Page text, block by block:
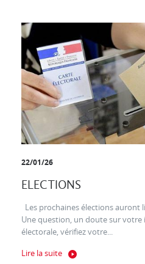
22/01/26
ELECTIONS
Les prochaines élections auront
Une question, un doute sur votre
électorale, vérifiez votre...
Lire la suite